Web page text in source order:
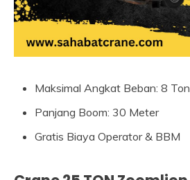
Maksimal Angkat Beban: 8 Ton
Panjang Boom: 30 Meter
Gratis Biaya Operator & BBM